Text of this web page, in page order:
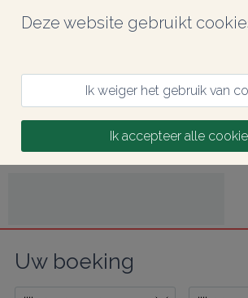
Deze website gebruikt
Ik weiger het gebruik van
Ik accepteer alle
Uw boeking